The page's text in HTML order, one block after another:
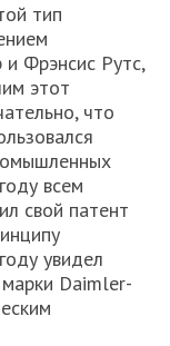
тип
Фрэнсис Рутс,
этот
что
всем
свой патент
увидел
Daimler-